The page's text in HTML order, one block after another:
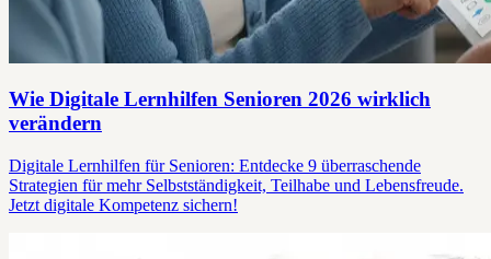
Wie Digitale Lernhilfen Senioren 2026 wirklich
verändern
Digitale Lernhilfen für Senioren: Entdecke 9 überraschende
Strategien für mehr Selbstständigkeit, Teilhabe und Lebensfreude.
Jetzt digitale Kompetenz sichern!